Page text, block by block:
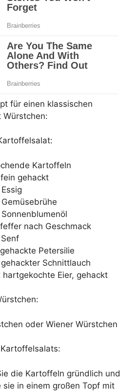
für einen klassischen
Kartoffeln
gehackt
nach Geschmack
Petersilie
Schnittlauch
hartgekochte Eier, gehackt
oder Wiener Würstchen
die Kartoffeln gründlich und
sie in einem großen Topf mit